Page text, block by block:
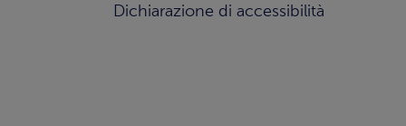
Dichiarazione di accessibilità